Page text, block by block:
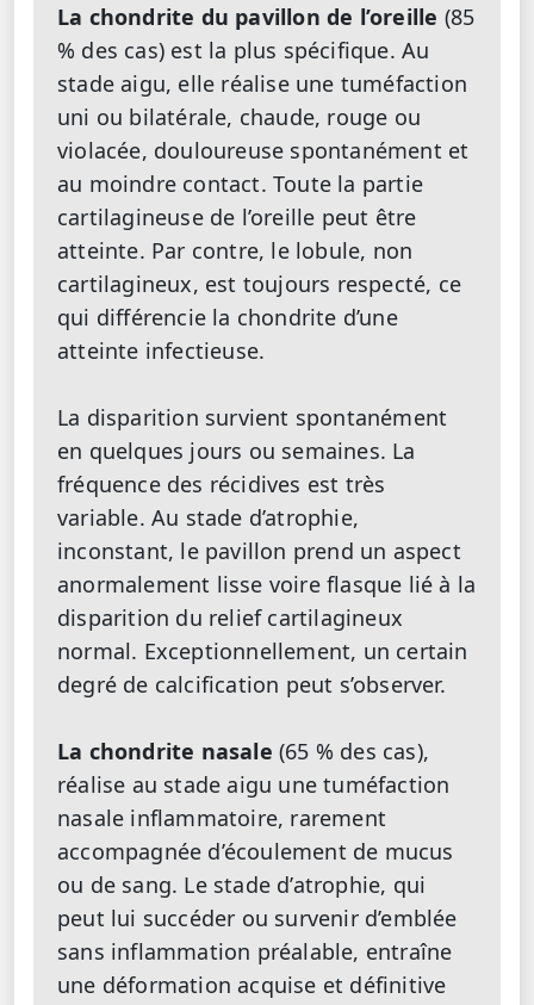
La chondrite du pavillon de l’oreille (85
% des cas) est la plus spécifique. Au
stade aigu, elle réa­lise une tuméfaction
uni ou bilatérale, chaude, rouge ou
violacée, douloureuse spontanément et
au moindre contact. Toute la partie
cartilagineuse de l’oreille peut être
atteinte. Par contre, le lobule, non
cartilagineux, est toujours respecté, ce
qui différencie la chondrite d’une
atteinte infectieuse.
La disparition survient spontanément
en quelques jours ou semaines. La
fréquence des récidives est très
variable. Au stade d’atrophie,
inconstant, le pavillon prend un aspect
anormalement lisse voire flasque lié à la
disparition du relief cartilagineux
normal. Exceptionnellement, un certain
degré de calcification peut s’observer.
La chondrite nasale (65 % des cas),
réalise au stade aigu une tuméfaction
nasale inflamma­toire, rarement
accompagnée d’écoulement de mucus
ou de sang. Le stade d’atro­phie, qui
peut lui succéder ou survenir d’emblée
sans inflammation préalable, entraîne
une déformation acquise et définitive